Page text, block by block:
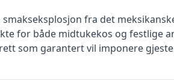
fra det
for både midtukekos og festlige
som garantert vil imponere